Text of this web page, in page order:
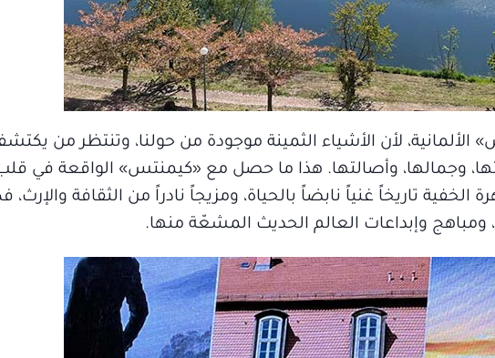
لأن الأشياء الثمينة موجودة من حولنا، وتنتظر من
وجمالها، وأصالتها. هذا ما حصل مع «كيمنتس» الواقعة في قلب
الخفية تاريخاً غنياً نابضاً بالحياة، ومزيجاً نادراً من الثقافة والإرث،
ومباهج وإبداعات العالم الحديث المشعّة منها.